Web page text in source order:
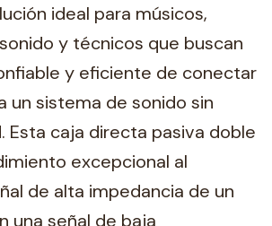
ideal para músicos,
y técnicos que buscan
y eficiente de conectar
un sistema de sonido sin
Esta caja directa pasiva doble
excepcional al
de alta impedancia de un
una señal de baja